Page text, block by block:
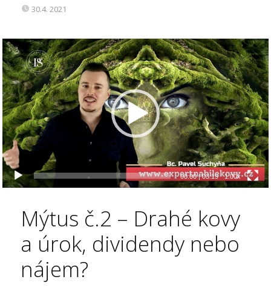
30.4. 2021
Video
přehrávač
00:00|03:19 1.00x
Mýtus č.2 – Drahé kovy
a úrok, dividendy nebo
nájem?